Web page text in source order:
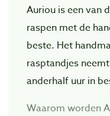
Auriou is een van
raspen met de
beste. Het
rasptandjes
anderhalf uur in
Waarom worden